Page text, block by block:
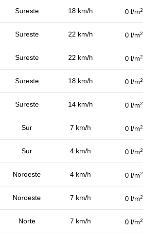
Sureste 18 km/h 0 l/m2
Sureste 22 km/h 0 l/m2
Sureste 22 km/h 0 l/m2
Sureste 18 km/h 0 l/m2
Sureste 14 km/h 0 l/m2
Sur 7 km/h 0 l/m2
Sur 4 km/h 0 l/m2
Noroeste 4 km/h 0 l/m2
Noroeste 7 km/h 0 l/m2
Norte 7 km/h 0 l/m2